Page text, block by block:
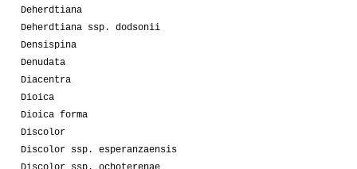
Deherdtiana
Deherdtiana ssp. dodsonii
Densispina
Denudata
Diacentra
Dioica
Dioica forma
Discolor
Discolor ssp. esperanzaensis